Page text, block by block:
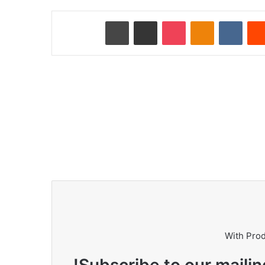
VKontakte ای میل کے ذریعے شیئر کریں
With